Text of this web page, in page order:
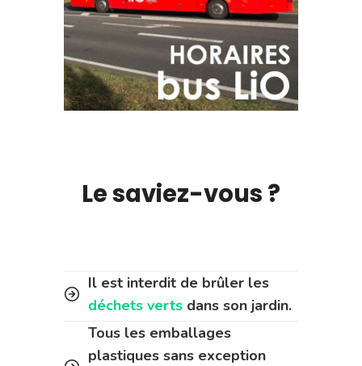
Le saviez-vous ?
Il est interdit de brûler les
déchets verts dans son jardin.
Tous les emballages
plastiques sans exception